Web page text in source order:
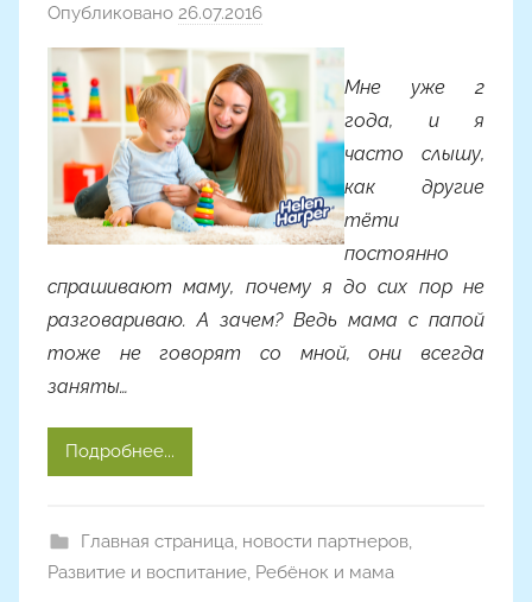
Опубликовано 26.07.2016
о
р
о
м
Y
n
i
n
Мне уже 2
года, и я
часто слышу,
как другие
тёти
постоянно
спрашивают маму, почему я до сих пор не
разговариваю. А зачем? Ведь мама с папой
тоже не говорят со мной, они всегда
заняты…
Подробнее...
Главная страница новости партнеров,
Развитие и воспитание Ребёнок и мама